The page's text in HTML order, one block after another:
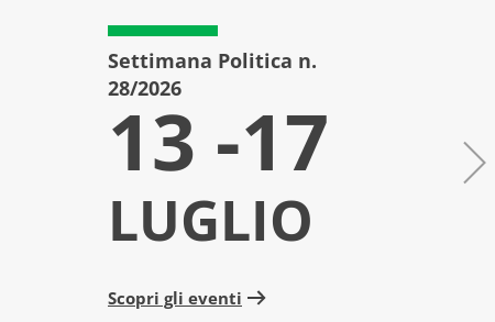
Settimana Politica n.
28/2026
13 -17
LUGLIO
Scopri gli eventi